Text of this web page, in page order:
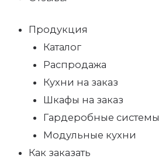
Продукция
Каталог
Распродажа
Кухни на заказ
Шкафы на заказ
Гардеробные системы
Модульные кухни
Как заказать